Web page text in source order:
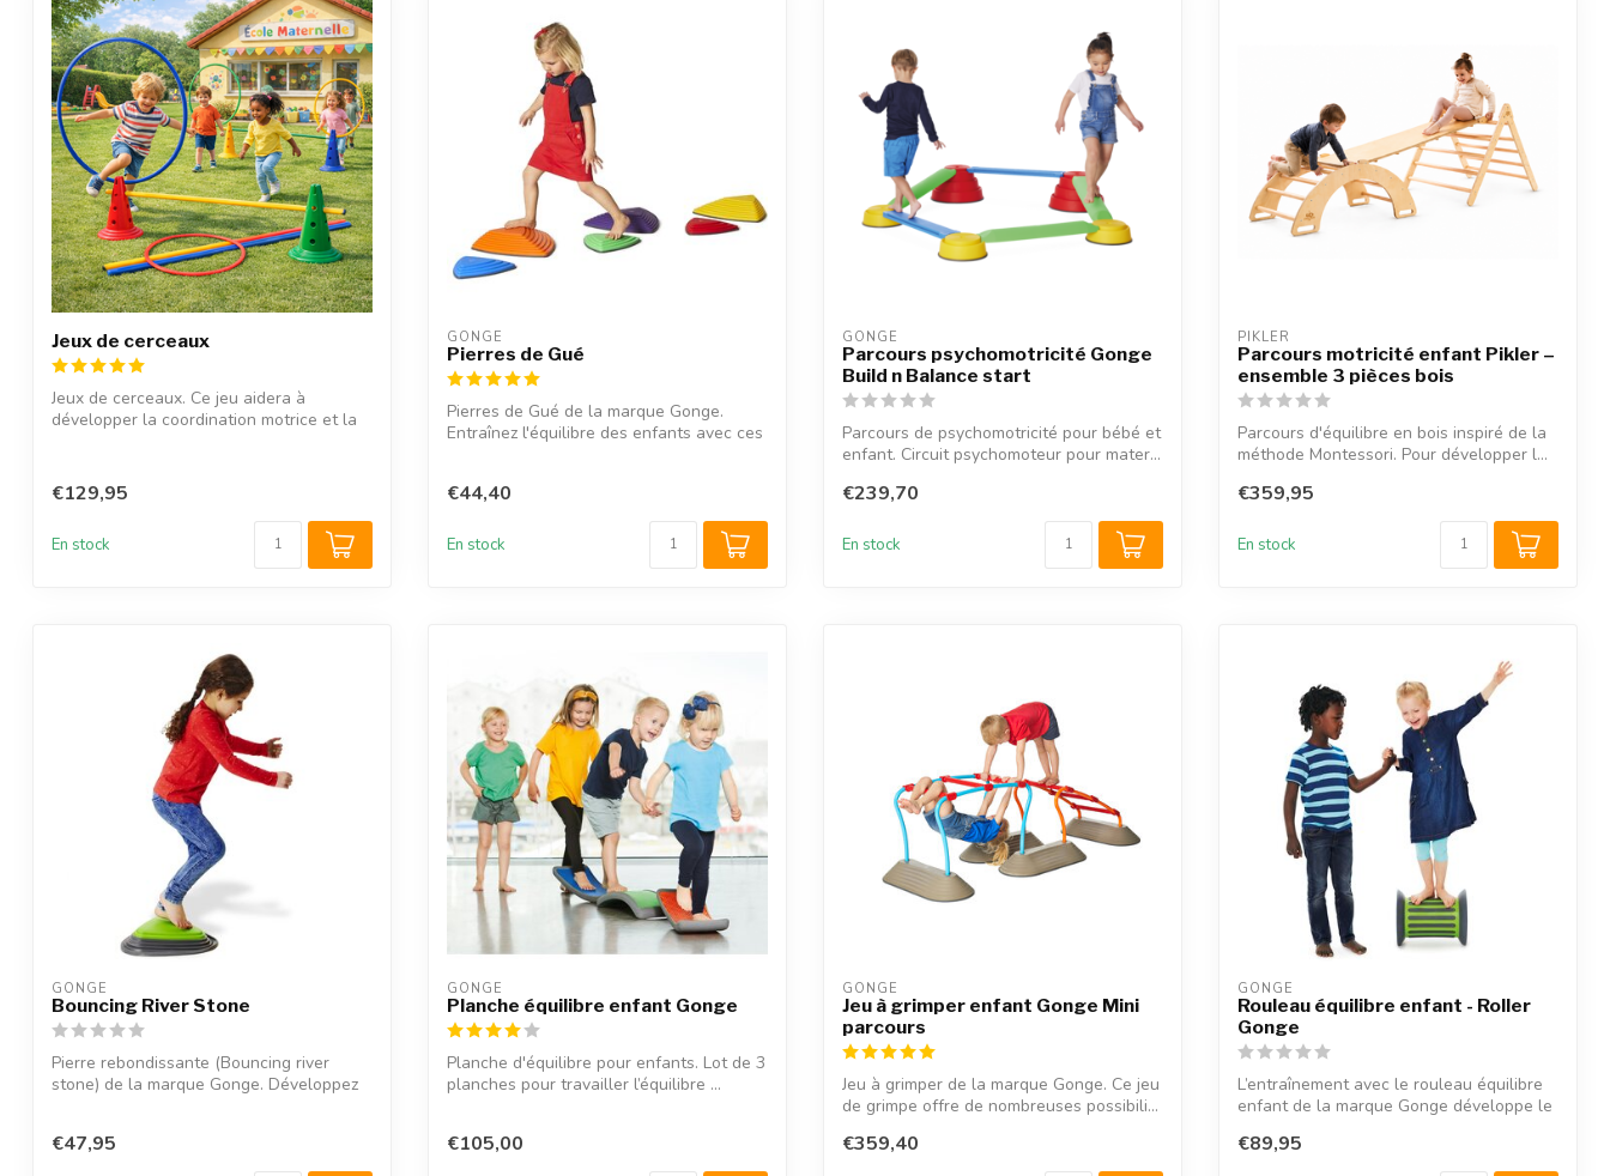
Jeux de cerceaux
Jeux de cerceaux. Ce jeu aidera à
développer la coordination motrice et la
€129,95
En stock
GONGE
Pierres de Gué
Pierres de Gué de la marque Gonge.
Entraînez l'équilibre des enfants avec ces
€44,40
En stock
GONGE
Parcours psychomotricité Gonge
Build n Balance start
Parcours de psychomotricité pour bébé et
enfant. Circuit psychomoteur pour mater...
€239,70
En stock
PIKLER
Parcours motricité enfant Pikler –
ensemble 3 pièces bois
Parcours d'équilibre en bois inspiré de la
méthode Montessori. Pour développer l...
€359,95
En stock
GONGE
Bouncing River Stone
Pierre rebondissante (Bouncing river
stone) de la marque Gonge. Développez
€47,95
GONGE
Planche équilibre enfant Gonge
Planche d'équilibre pour enfants. Lot de 3
planches pour travailler l’équilibre ...
€105,00
GONGE
Jeu à grimper enfant Gonge Mini
parcours
Jeu à grimper de la marque Gonge. Ce jeu
de grimpe offre de nombreuses possibili...
€359,40
GONGE
Rouleau équilibre enfant - Roller
Gonge
L’entraînement avec le rouleau équilibre
enfant de la marque Gonge développe le
€89,95